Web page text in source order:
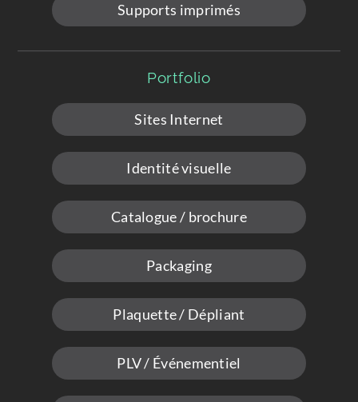
Supports imprimés
Portfolio
Sites Internet
Identité visuelle
Catalogue / brochure
Packaging
Plaquette / Dépliant
PLV / Événementiel